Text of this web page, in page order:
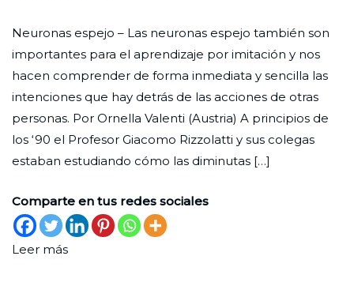
Nueva
de
julio
de
2023
posible
biomarcador
de
la
empatía
Neuronas espejo – Las neuronas espejo también son
importantes para el aprendizaje por imitación y nos
hacen comprender de forma inmediata y sencilla las
intenciones que hay detrás de las acciones de otras
personas. Por Ornella Valenti (Austria) A principios de
los ‘90 el Profesor Giacomo Rizzolatti y sus colegas
estaban estudiando cómo las diminutas […]
Comparte en tus redes sociales
Leer más